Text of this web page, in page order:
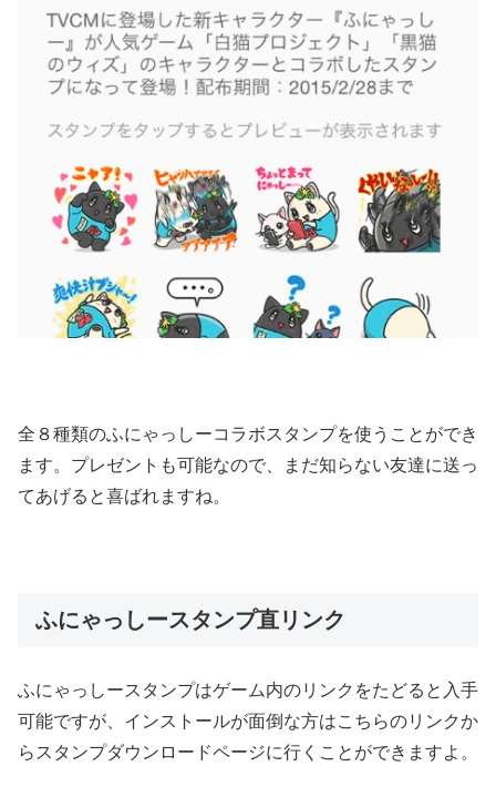
全８種類のふにゃっしーコラボスタンプを使うことができ
ます。プレゼントも可能なので、まだ知らない友達に送っ
てあげると喜ばれますね。
ふにゃっしースタンプ直リンク
ふにゃっしースタンプはゲーム内のリンクをたどると入手
可能ですが、インストールが面倒な方はこちらのリンクか
らスタンプダウンロードページに行くことができますよ。